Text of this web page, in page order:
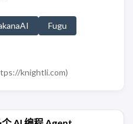
Fugu
knightli.com)